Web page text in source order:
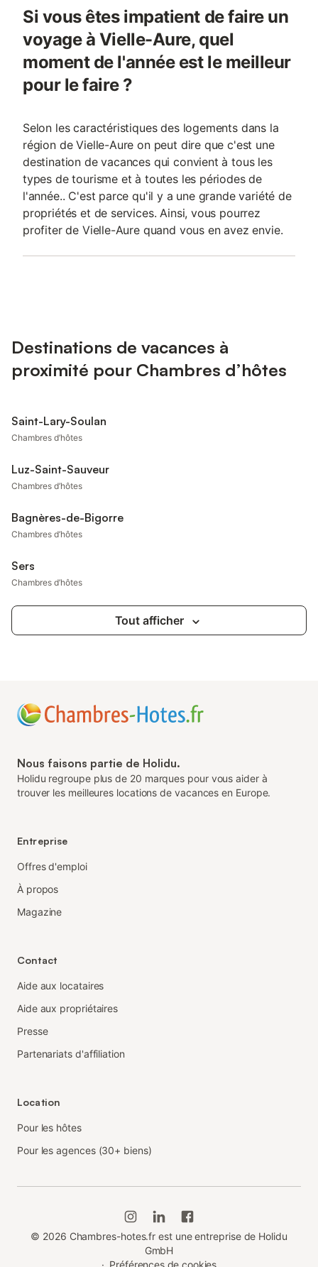
Si vous êtes impatient de faire un
voyage à Vielle-Aure, quel
moment de l'année est le meilleur
pour le faire ?
Selon les caractéristiques des logements dans la
région de Vielle-Aure on peut dire que c'est une
destination de vacances qui convient à tous les
types de tourisme et à toutes les périodes de
l'année.. C'est parce qu'il y a une grande variété de
propriétés et de services. Ainsi, vous pourrez
profiter de Vielle-Aure quand vous en avez envie.
Destinations de vacances à
proximité pour Chambres d’hôtes
Saint-Lary-Soulan
Chambres d’hôtes
Luz-Saint-Sauveur
Chambres d’hôtes
Bagnères-de-Bigorre
Chambres d’hôtes
Sers
Chambres d’hôtes
Tout afficher
Nous faisons partie de Holidu.
Holidu regroupe plus de 20 marques pour vous aider à
trouver les meilleures locations de vacances en Europe.
Entreprise
Offres d'emploi
À propos
Magazine
Contact
Aide aux locataires
Aide aux propriétaires
Presse
Partenariats d'affiliation
Location
Pour les hôtes
Pour les agences (30+ biens)
© 2026 Chambres-hotes.fr est une entreprise de Holidu
GmbH
· Préférences de cookies